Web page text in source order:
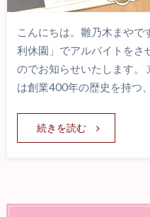
こんにちは。雛乃木まや
利休園」でアルバイトをさ
のでお知らせいたします。
は創業400年の歴史を持つ
続きを読む